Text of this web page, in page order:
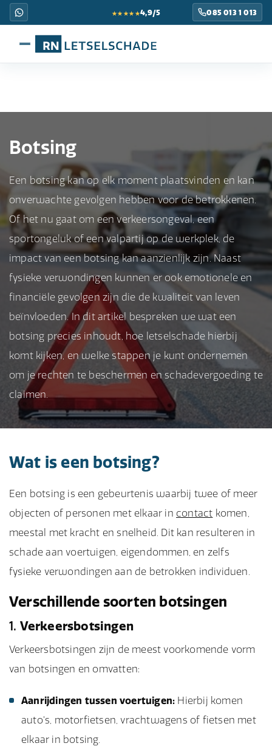
★★★★★4,9/5 085 013 1 013
Botsing
Een botsing kan op elk moment plaatsvinden en kan
onverwachte gevolgen hebben voor de betrokkenen.
Of het nu gaat om een verkeersongeval, een
sportongeluk of een valpartij op de werkplek, de
impact van een botsing kan aanzienlijk zijn. Naast
fysieke verwondingen kunnen er ook emotionele en
financiële gevolgen zijn die de kwaliteit van leven
beïnvloeden. In dit artikel bespreken we wat een
botsing precies inhoudt, hoe letselschade hierbij
komt kijken, en welke stappen je kunt ondernemen
om je rechten te beschermen en schadevergoeding te
claimen.
Wat is een botsing?
Een botsing is een gebeurtenis waarbij twee of meer
objecten of personen met elkaar in contact komen,
meestal met kracht en snelheid. Dit kan resulteren in
schade aan voertuigen, eigendommen, en zelfs
fysieke verwondingen aan de betrokken individuen.
Verschillende soorten botsingen
1. Verkeersbotsingen
Verkeersbotsingen zijn de meest voorkomende vorm
van botsingen en omvatten:
Aanrijdingen tussen voertuigen: Hierbij komen
auto's, motorfietsen, vrachtwagens of fietsen met
elkaar in botsing.